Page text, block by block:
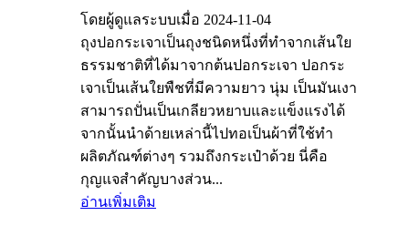
โดยผู้ดูแลระบบเมื่อ 2024-11-04
ถุงปอกระเจาเป็นถุงชนิดหนึ่งที่ทำจากเส้นใย
ธรรมชาติที่ได้มาจากต้นปอกระเจา ปอกระ
เจาเป็นเส้นใยพืชที่มีความยาว นุ่ม เป็นมันเงา
สามารถปั่นเป็นเกลียวหยาบและแข็งแรงได้
จากนั้นนำด้ายเหล่านี้ไปทอเป็นผ้าที่ใช้ทำ
ผลิตภัณฑ์ต่างๆ รวมถึงกระเป๋าด้วย นี่คือ
กุญแจสำคัญบางส่วน...
อ่านเพิ่มเติม